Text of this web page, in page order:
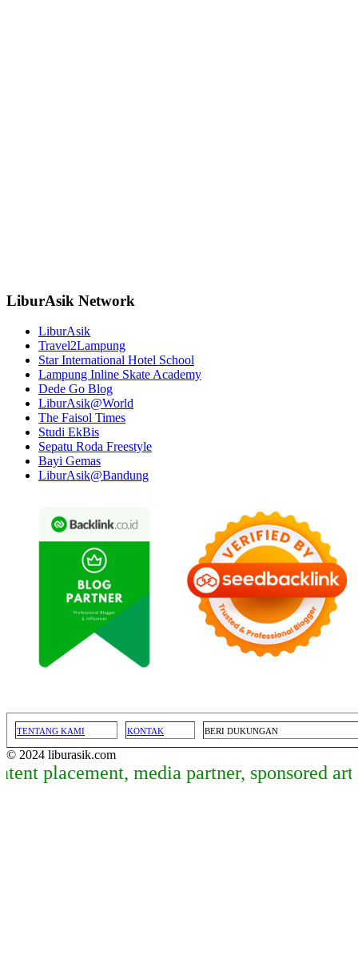
LiburAsik Network
LiburAsik
Travel2Lampung
Star International Hotel School
Lampung Inline Skate Academy
Dede Go Blog
LiburAsik@World
The Faisol Times
Studi EkBis
Sepatu Roda Freestyle
Bayi Gemas
LiburAsik@Bandung
TENTANG KAMI KONTAK BERI DUKUNGAN
© 2024 liburasik.com
media partner, sponsored article,